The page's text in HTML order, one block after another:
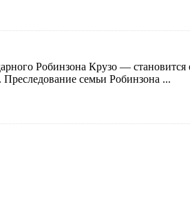
Робинзона Крузо — становится
семьи Робинзона ...